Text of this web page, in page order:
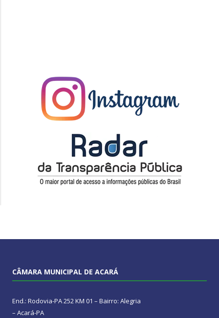
CÂMARA MUNICIPAL DE ACARÁ
End.: Rodovia-PA 252 KM 01 – Bairro: Alegria
– Acará-PA